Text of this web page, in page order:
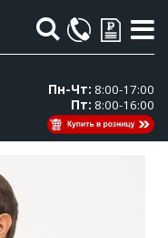
Поиск
Пн-Чт: 8:00-17:00
Пт: 8:00-16:00